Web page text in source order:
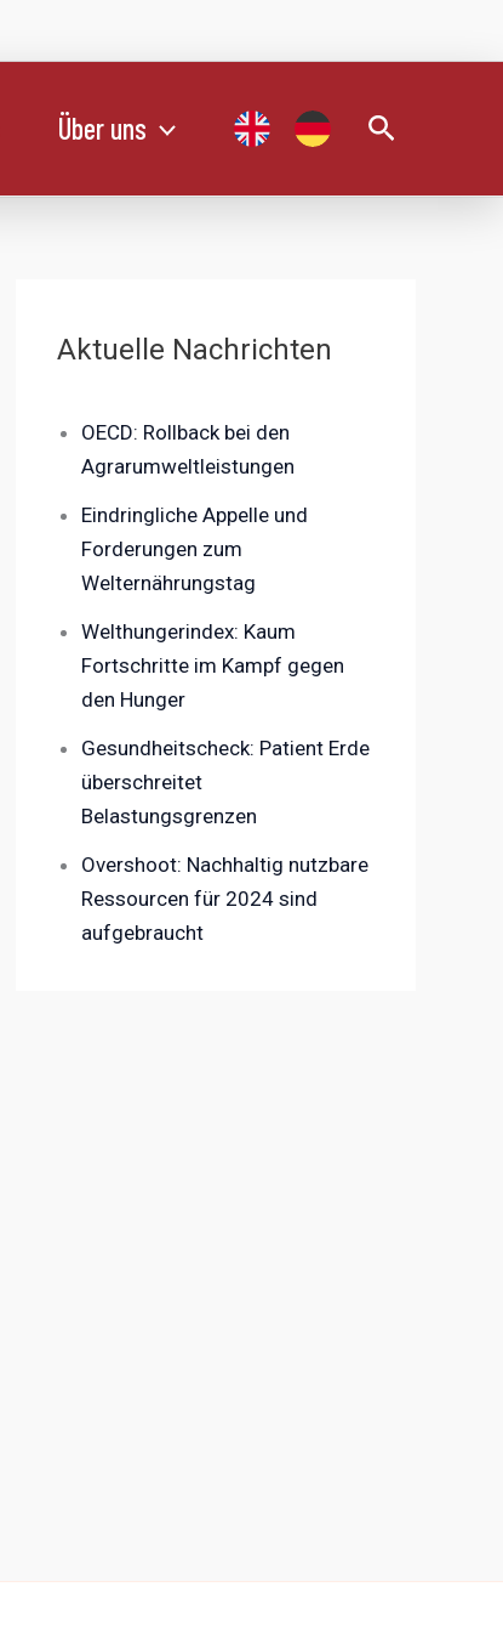
Über uns Suchen
Aktuelle Nachrichten
OECD: Rollback bei den
Agrarumweltleistungen
Eindringliche Appelle und
Forderungen zum
Welternährungstag
Welthungerindex: Kaum
Fortschritte im Kampf gegen
den Hunger
Gesundheitscheck: Patient Erde
überschreitet
Belastungsgrenzen
Overshoot: Nachhaltig nutzbare
Ressourcen für 2024 sind
aufgebraucht